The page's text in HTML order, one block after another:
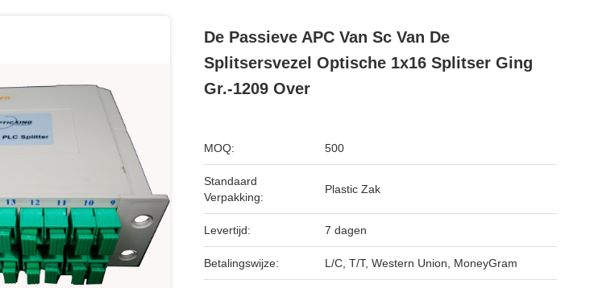
De Passieve APC Van Sc Van De
Splitsersvezel Optische 1x16 Splitser Ging
Gr.-1209 Over
MOQ: 500
Standaard
Verpakking:
Plastic Zak
Levertijd: 7 dagen
Betalingswijze: L/C, T/T, Western Union, MoneyGram